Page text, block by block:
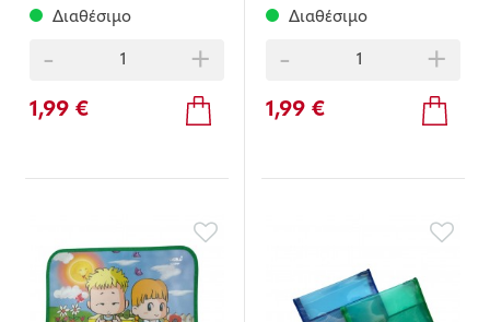
Διαθέσιμο
- +
1,99 €
Διαθέσιμο
- +
1,99 €